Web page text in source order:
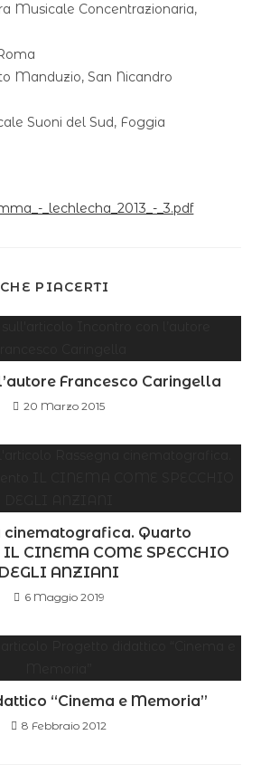
Musicale Concentrazionaria,
Manduzio, San Nicandro
Suoni del Sud, Foggia
_lechlecha_2013_-_3.pdf
PIACERTI
Francesco Caringella
20 Marzo 2015
cinematografica. Quarto
CINEMA COME SPECCHIO
DEGLI ANZIANI
6 Maggio 2019
“Cinema e Memoria”
8 Febbraio 2012